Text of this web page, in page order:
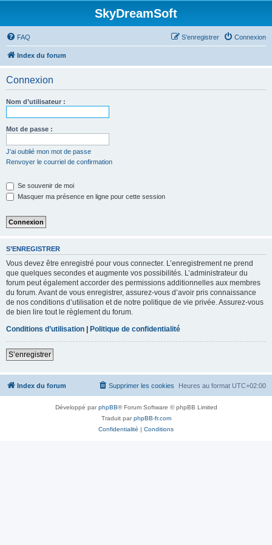
SkyDreamSoft
FAQ Connexion
S’enregistrer
Index du forum
Connexion
Nom d’utilisateur :
Mot de passe :
J’ai oublié mon mot de passe
Renvoyer le courriel de confirmation
Se souvenir de moi
Masquer ma présence en ligne pour cette session
S’ENREGISTRER
Vous devez être enregistré pour vous connecter. L’enregistrement ne prend
que quelques secondes et augmente vos possibilités. L’administrateur du
forum peut également accorder des permissions additionnelles aux membres
du forum. Avant de vous enregistrer, assurez-vous d’avoir pris connaissance
de nos conditions d’utilisation et de notre politique de vie privée. Assurez-vous
de bien lire tout le règlement du forum.
Conditions d’utilisation | Politique de confidentialité
S’enregistrer
Index du forum Heures au format UTC+02:00
Supprimer les cookies
Développé parphpBB® Forum Software © phpBB Limited
Traduit parphpBB-fr.com
Confidentialité | Conditions